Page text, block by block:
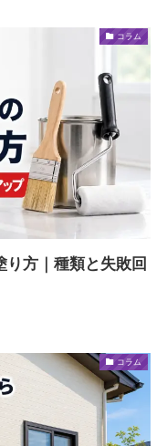
コラム
方｜種類と失敗回
コラム